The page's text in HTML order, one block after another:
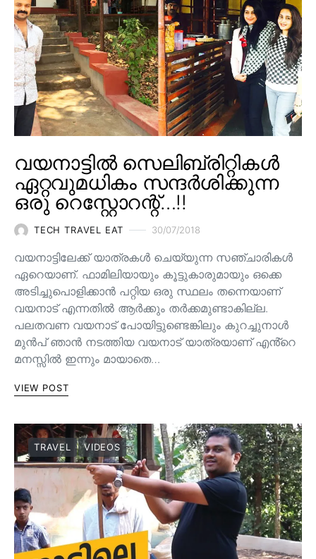
വയനാട്ടിൽ സെലിബ്രിറ്റികൾ
ഏറ്റവുമധികം സന്ദർശിക്കുന്ന
ഒരു റെസ്റ്റോറന്റ്…!!
TECH TRAVEL EAT 30/07/2018
വയനാട്ടിലേക്ക് യാത്രകൾ ചെയ്യുന്ന സഞ്ചാരികൾ
ഏറെയാണ്. ഫാമിലിയായും കൂട്ടുകാരുമായും ഒക്കെ
അടിച്ചുപൊളിക്കാൻ പറ്റിയ ഒരു സ്ഥലം തന്നെയാണ്
വയനാട് എന്നതിൽ ആർക്കും തർക്കമുണ്ടാകില്ല.
പലതവണ വയനാട് പോയിട്ടുണ്ടെങ്കിലും കുറച്ചുനാൾ
മുൻപ് ഞാൻ നടത്തിയ വയനാട് യാത്രയാണ് എൻ്റെ
മനസ്സിൽ ഇന്നും മായാതെ…
VIEW POST
TRAVEL VIDEOS